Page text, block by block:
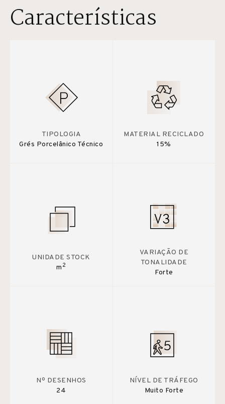
Características
TIPOLOGIA
Grés Porcelânico Técnico
MATERIAL RECICLADO
15%
UNIDADE STOCK
m 2
VARIAÇÃO DE
TONALIDADE
Forte
Nº DESENHOS
24
NÍVEL DE TRÁFEGO
Muito Forte